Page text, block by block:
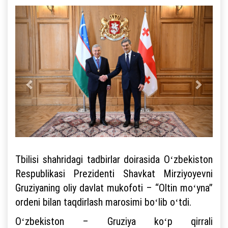
Tbilisi shahridagi tadbirlar doirasida Oʻzbekiston
Respublikasi Prezidenti Shavkat Mirziyoyevni
Gruziyaning oliy davlat mukofoti – “Oltin moʻyna”
ordeni bilan taqdirlash marosimi boʻlib oʻtdi.
Oʻzbekiston – Gruziya koʻp qirrali